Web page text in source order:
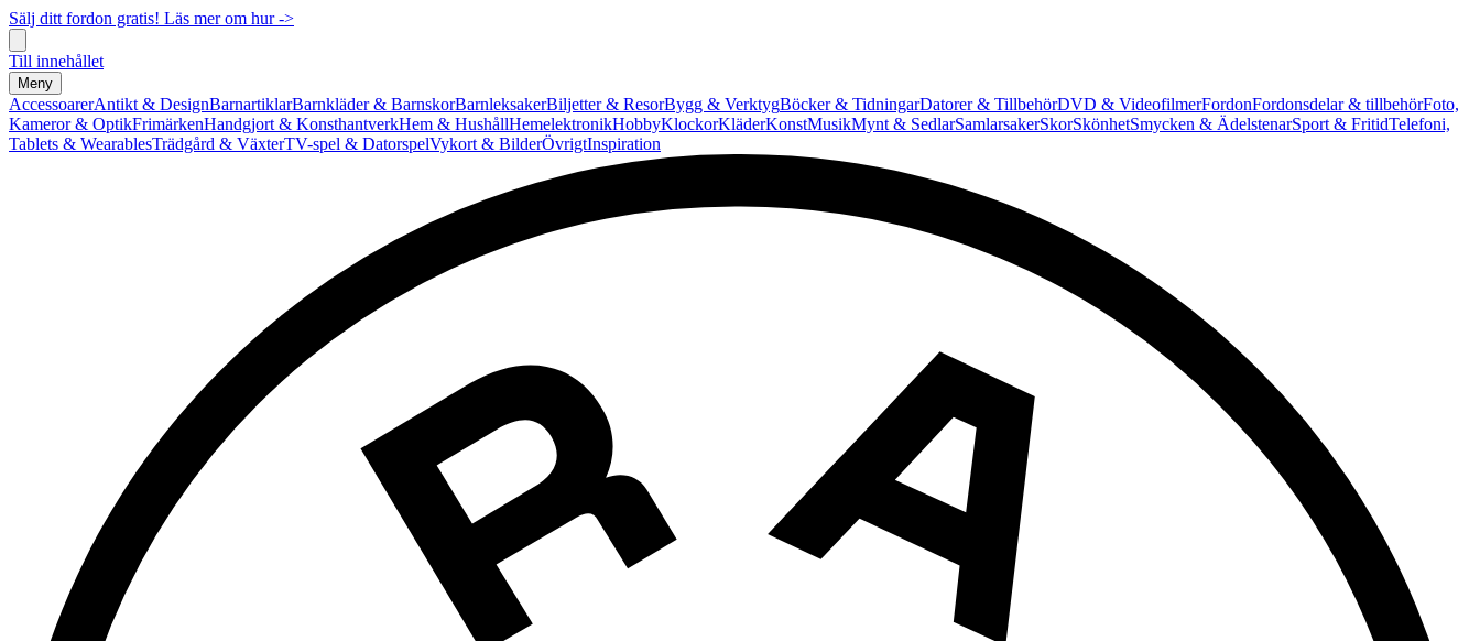
Sälj ditt fordon gratis! Läs mer om hur ->
Till innehållet
Meny
AccessoarerAntikt & DesignBarnartiklarBarnkläder & BarnskorBarnleksakerBiljetter & ResorBygg & VerktygBöcker & TidningarDatorer & TillbehörDVD & VideofilmerFordonFordonsdelar & tillbehörFoto,
Kameror & OptikFrimärkenHandgjort & KonsthantverkHem & HushållHemelektronikHobbyKlockorKläderKonstMusikMynt & SedlarSamlarsakerSkorSkönhetSmycken & ÄdelstenarSport & FritidTelefoni,
Tablets & WearablesTrädgård & VäxterTV-spel & DatorspelVykort & BilderÖvrigtInspiration